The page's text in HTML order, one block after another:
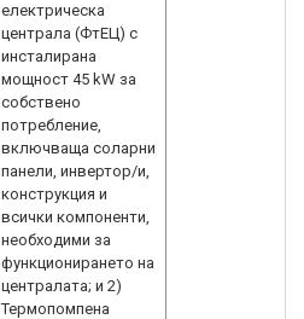
електрическа
централа (ФтЕЦ) с
инсталирана
мощност 45 kW за
собствено
потребление,
включваща соларни
панели, инвертор/и,
конструкция и
всички компоненти,
необходими за
функционирането на
централата; и 2)
Термопомпена